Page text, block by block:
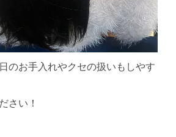
のお手入れやクセの扱いもしやす
さい！